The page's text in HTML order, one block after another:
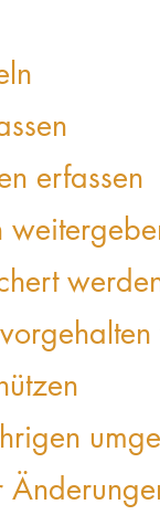
erfassen